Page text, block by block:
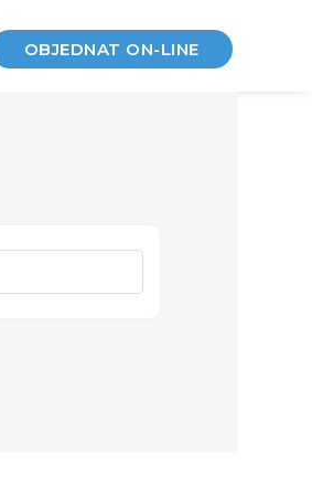
OBJEDNAT ON-LINE